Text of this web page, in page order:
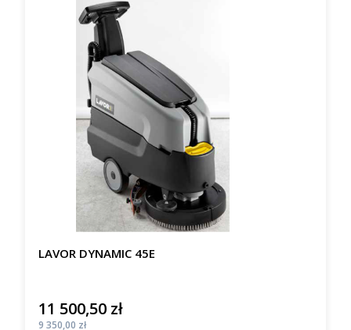
LAVOR DYNAMIC 45E
Cena
11 500,50 zł
Cena
9 350,00 zł